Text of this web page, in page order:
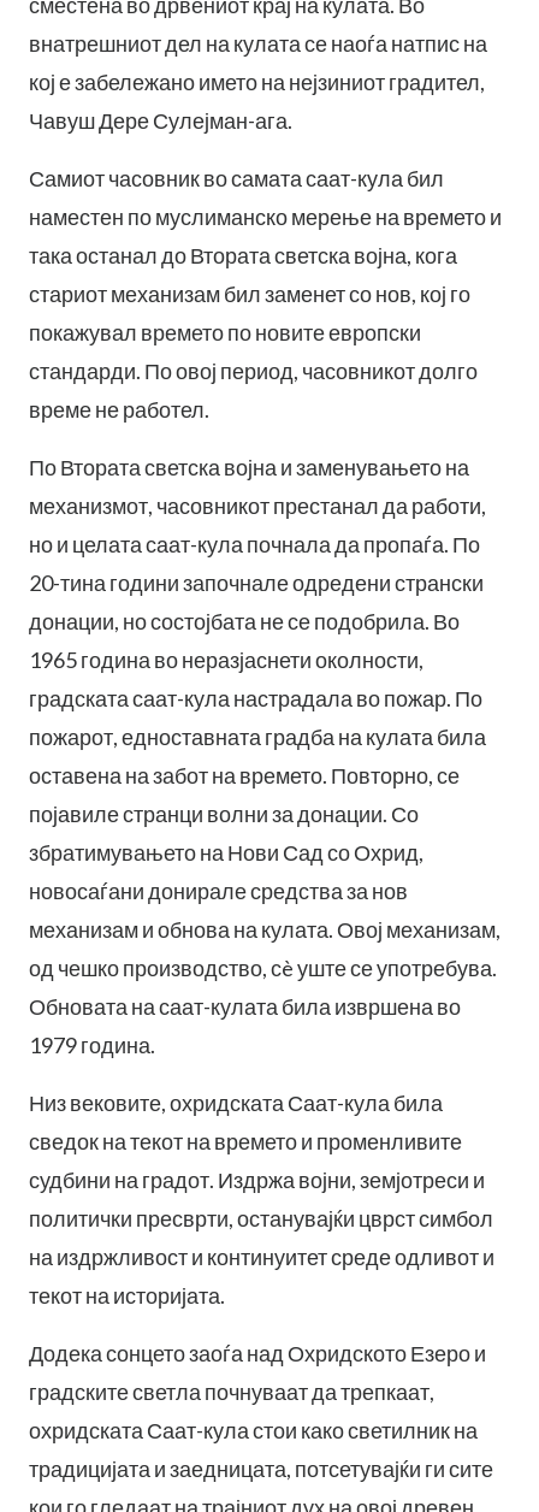
сместена во дрвениот крај на кулата. Во
внатрешниот дел на кулата се наоѓа натпис на
кој е забележано името на нејзиниот градител,
Чавуш Дере Сулејман-ага.
Самиот часовник во самата саат-кула бил
наместен по муслиманско мерење на времето и
така останал до Втората светска војна, кога
стариот механизам бил заменет со нов, кој го
покажувал времето по новите европски
стандарди. По овој период, часовникот долго
време не работел.
По Втората светска војна и заменувањето на
механизмот, часовникот престанал да работи,
но и целата саат-кула почнала да пропаѓа. По
20-тина години започнале одредени странски
донации, но состојбата не се подобрила. Во
1965 година во неразјаснети околности,
градската саат-кула настрадала во пожар. По
пожарот, едноставната градба на кулата била
оставена на забот на времето. Повторно, се
појавиле странци волни за донации. Со
збратимувањето на Нови Сад со Охрид,
новосаѓани донирале средства за нов
механизам и обнова на кулата. Овој механизам,
од чешко производство, сè уште се употребува.
Обновата на саат-кулата била извршена во
1979 година.
Низ вековите, охридската Саат-кула била
сведок на текот на времето и променливите
судбини на градот. Издржа војни, земјотреси и
политички пресврти, останувајќи цврст симбол
на издржливост и континуитет среде одливот и
текот на историјата.
Додека сонцето заоѓа над Охридското Езеро и
градските светла почнуваат да трепкаат,
охридската Саат-кула стои како светилник на
традицијата и заедницата, потсетувајќи ги сите